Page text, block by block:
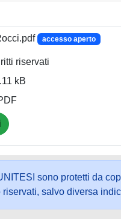
accesso aperto
riservati
kB
sono protetti da
riservati, salvo diversa